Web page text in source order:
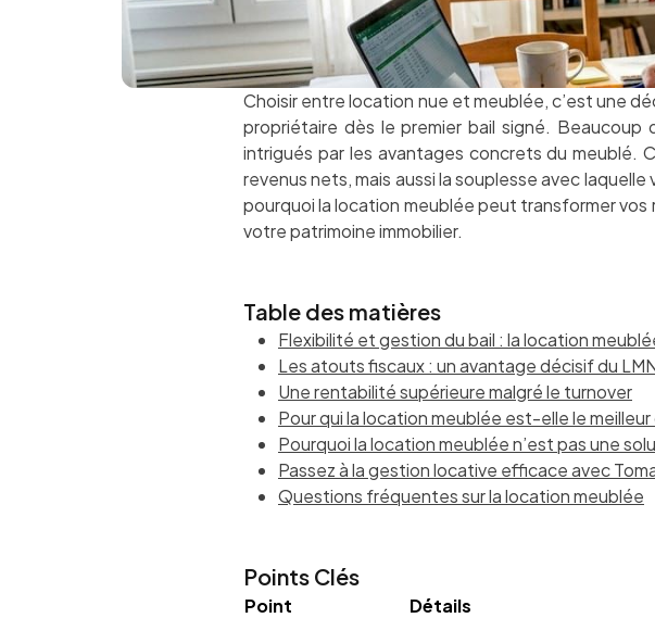
Choisir entre location nue et meublée, c’est une
propriétaire dès le premier bail signé. Beaucoup
intrigués par les avantages concrets du meublé.
revenus nets, mais aussi la souplesse avec
pourquoi la location meublée peut transformer
votre patrimoine immobilier.
Table des matières
Flexibilité et gestion du bail : la location
Les atouts fiscaux : un avantage décisif du
Une rentabilité supérieure malgré le turnover
Pour qui la location meublée est-elle le meilleur
Pourquoi la location meublée n’est pas une
Passez à la gestion locative efficace avec
Questions fréquentes sur la location meublée
Points Clés
Point
Détails